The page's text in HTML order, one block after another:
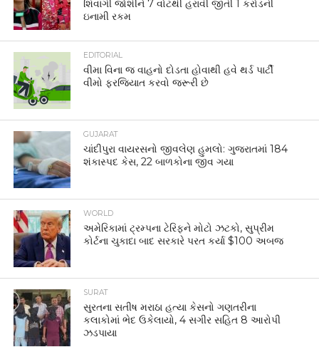
શિવાંગી જોશીને 7 વોટથી હરાવી જીતી 1 કરોડની
ઇનામી રકમ
EDITORIAL
વીમા વિના જ વાહનો દોડતા હોવાથી હવે થર્ડ પાર્ટી
વીમો ફરજિયાત કરવો જરૂરી છે
GUJARAT
ચાંદીપુરા વાયરસનો જીવલેણ હુમલો: ગુજરાતમાં 184
શંકાસ્પદ કેસ, 22 બાળકોના જીવ ગયા
WORLD
અમેરિકામાં ટ્રમ્પના ટેરિફને મોટો ઝટકો, સુપ્રીમ
કોર્ટના ચુકાદા બાદ સરકારે પરત કર્યા $100 અબજ
SURAT
સુરતના સતીષ મરાઠા હત્યા કેસનો ગણતરીના
કલાકોમાં ભેદ ઉકેલાયો, 4 સગીર સહિત 8 આરોપી
ઝડપાયા